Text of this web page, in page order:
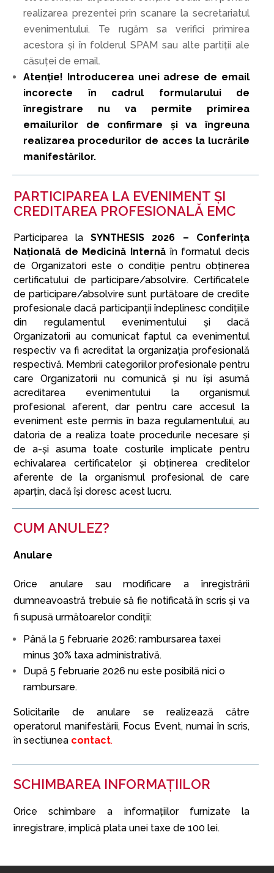
realizarea prezentei prin scanare la secretariatul
evenimentului. Te rugăm sa verifici primirea
acestora şi în folderul SPAM sau alte partiții ale
căsuței de email.
Atenție! Introducerea unei adrese de email
incorecte în cadrul formularului de
înregistrare nu va permite primirea
emailurilor de confirmare şi va îngreuna
realizarea procedurilor de acces la lucrările
manifestărilor.
PARTICIPAREA LA EVENIMENT ȘI
CREDITAREA PROFESIONALĂ EMC
Participarea la SYNTHESIS 2026 – Conferința
Națională de Medicină Internă în formatul decis
de Organizatori este o condiție pentru obținerea
certificatului de participare/absolvire. Certificatele
de participare/absolvire sunt purtătoare de credite
profesionale dacă participanții îndeplinesc condițiile
din regulamentul evenimentului și dacă
Organizatorii au comunicat faptul ca evenimentul
respectiv va fi acreditat la organizația profesională
respectivă. Membrii categoriilor profesionale pentru
care Organizatorii nu comunică și nu își asumă
acreditarea evenimentului la organismul
profesional aferent, dar pentru care accesul la
eveniment este permis în baza regulamentului, au
datoria de a realiza toate procedurile necesare și
de a-și asuma toate costurile implicate pentru
echivalarea certificatelor și obținerea creditelor
aferente de la organismul profesional de care
aparțin, dacă își doresc acest lucru.
CUM ANULEZ?
Anulare
Orice anulare sau modificare a înregistrării
dumneavoastră trebuie să fie notificată în scris și va
fi supusă următoarelor condiții:
Până la 5 februarie 2026: rambursarea taxei
minus 30% taxa administrativă.
După 5 februarie 2026 nu este posibilă nici o
rambursare.
Solicitarile de anulare se realizează către
operatorul manifestării, Focus Event, numai în scris,
ȋn sectiunea contact.
SCHIMBAREA INFORMAȚIILOR
Orice schimbare a informațiilor furnizate la
înregistrare, implică plata unei taxe de 100 lei.